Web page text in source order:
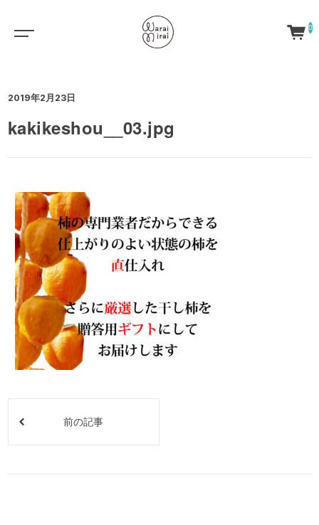
0
2019年2月23日
kakikeshou__03.jpg
前の記事